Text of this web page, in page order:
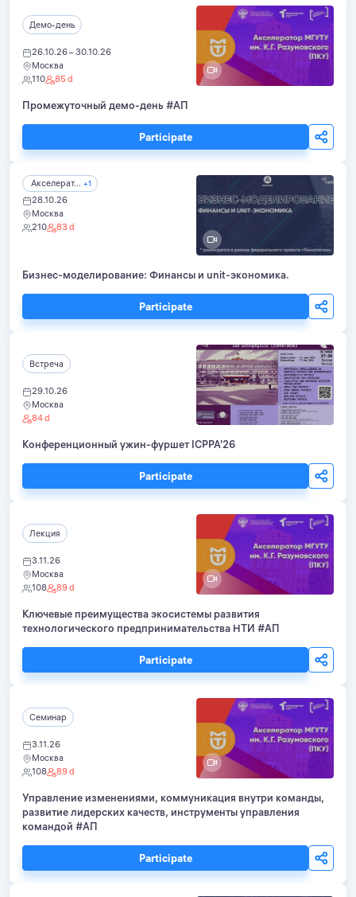
Демо-день
26.10.26 – 30.10.26
Москва
110
85 d
Промежуточный демо-день #АП
Participate
Акселерат... +1
28.10.26
Москва
210
83 d
Бизнес-моделирование: Финансы и unit-экономика.
Participate
Встреча
29.10.26
Москва
84 d
Конференционный ужин-фуршет ICPPA'26
Participate
Лекция
3.11.26
Москва
108
89 d
Ключевые преимущества экосистемы развития
технологического предпринимательства НТИ #АП
Participate
Семинар
3.11.26
Москва
108
89 d
Управление изменениями, коммуникация внутри команды,
развитие лидерских качеств, инструменты управления
командой #АП
Participate